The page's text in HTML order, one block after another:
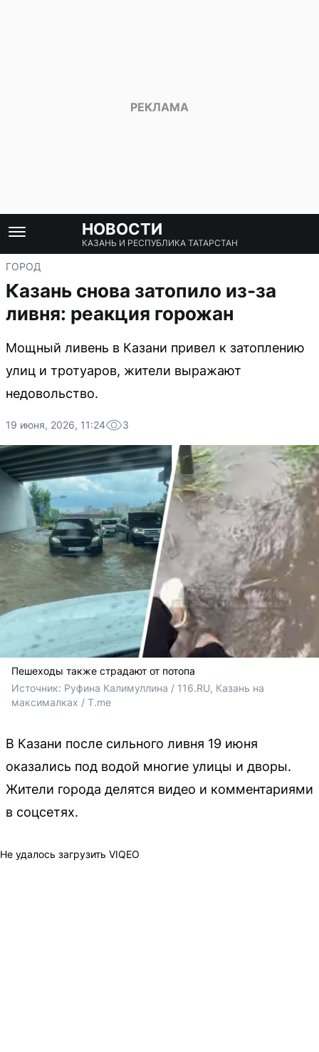
НОВОСТИ
КАЗАНЬ И РЕСПУБЛИКА ТАТАРСТАН
ГОРОД
Казань снова затопило из-за
ливня: реакция горожан
Мощный ливень в Казани привел к затоплению
улиц и тротуаров, жители выражают
недовольство.
19 июня, 2026, 11:24 3
Пешеходы также страдают от потопа
Источник: Руфина Калимуллина / 116.RU, Казань на
максималках / T.me
В Казани после сильного ливня 19 июня
оказались под водой многие улицы и дворы.
Жители города делятся видео и комментариями
в соцсетях.
Не удалось загрузить VIQEO